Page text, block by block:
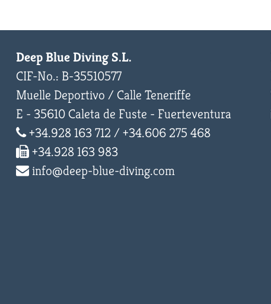
Deep Blue Diving S.L.
CIF-No.: B-35510577
Muelle Deportivo / Calle Teneriffe
E - 35610 Caleta de Fuste - Fuerteventura
+34.928 163 712 / +34.606 275 468
+34.928 163 983
info@deep-blue-diving.com